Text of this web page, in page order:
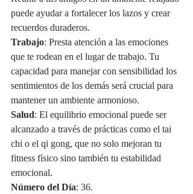
puede ayudar a fortalecer los lazos y crear
recuerdos duraderos.
Trabajo: Presta atención a las emociones
que te rodean en el lugar de trabajo. Tu
capacidad para manejar con sensibilidad los
sentimientos de los demás será crucial para
mantener un ambiente armonioso.
Salud: El equilibrio emocional puede ser
alcanzado a través de prácticas como el tai
chi o el qi gong, que no solo mejoran tu
fitness físico sino también tu estabilidad
emocional.
Número del Día: 36.